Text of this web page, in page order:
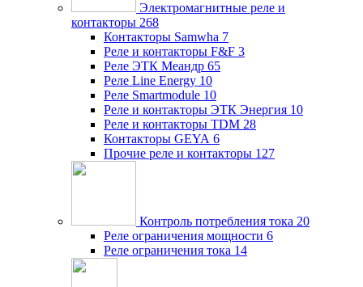
Электромагнитные реле и
контакторы 268
Контакторы Samwha 7
Реле и контакторы F&F 3
Реле ЭТК Меандр 65
Реле Line Energy 10
Реле Smartmodule 10
Реле и контакторы ЭТК Энергия 10
Реле и контакторы TDM 28
Контакторы GEYA 6
Прочие реле и контакторы 127
Контроль потребления тока 20
Реле ограничения мощности 6
Реле ограничения тока 14